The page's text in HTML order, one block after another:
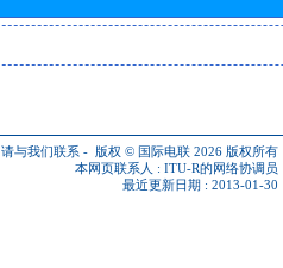
请与我们联系 - 版权 © 国际电联 2026 版权所有
本网页联系人 : ITU-R的网络协调员
最近更新日期 : 2013-01-30